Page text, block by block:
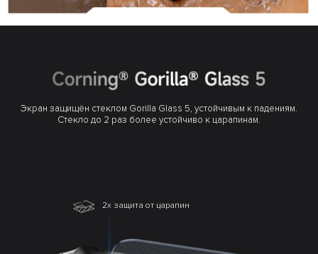
Экран защищён стеклом Gorilla Glass 5, устойчивым к падениям.
Стекло до 2 раз более устойчиво к царапинам.
2x защита от царапин